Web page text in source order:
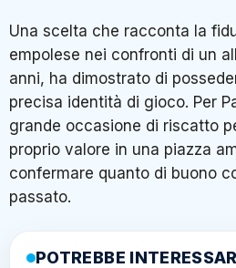
Una scelta che racconta la
empolese nei confronti di un
anni, ha dimostrato di
precisa identità di gioco. Per
grande occasione di riscatto
proprio valore in una piazza
confermare quanto di buono
passato.
POTREBBE